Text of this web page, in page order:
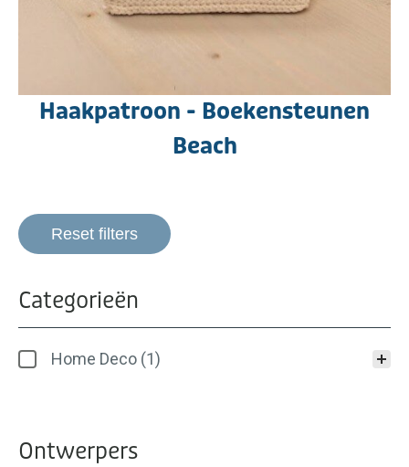
Reset filters
Categorieën
Categorieën
Home Deco (1)
Ontwerpers
Haakpatroon - Boekensteunen
Beach